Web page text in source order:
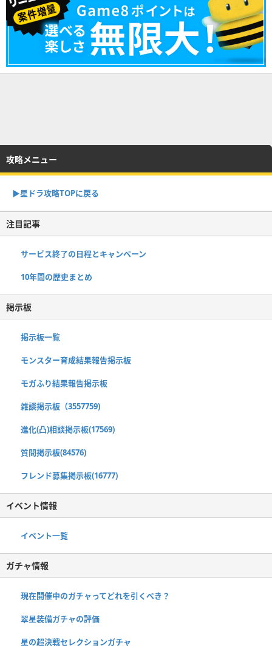
攻略メニュー
▶︎星ドラ攻略TOPに戻る
注目記事
サービス終了の日程とキャンペーン
10年間の歴史まとめ
掲示板
掲示板一覧
モンスター育成結果報告掲示板
モガふり結果報告掲示板
雑談掲示板（3557759)
進化(凸)相談掲示板(17569)
質問掲示板(84576)
フレンド募集掲示板(16777)
イベント情報
イベント一覧
ガチャ情報
現在開催中のガチャってどれを引くべき？
翠星装備ガチャの評価
星の超決戦セレクションガチャ